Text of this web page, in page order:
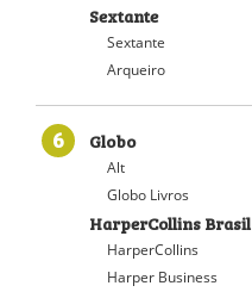
Sextante
Sextante
Arqueiro
6 Globo
Alt
Globo Livros
HarperCollins Brasil
HarperCollins
Harper Business